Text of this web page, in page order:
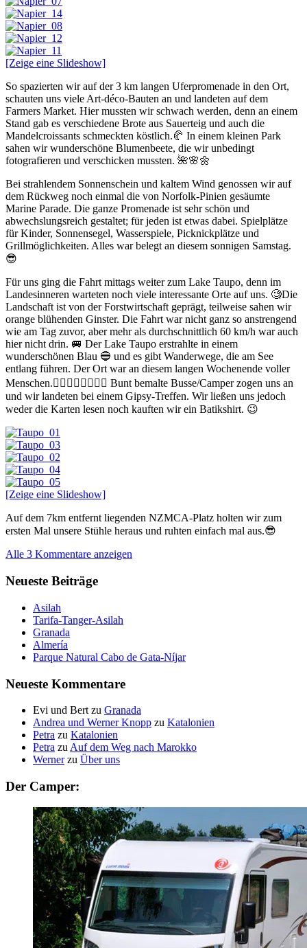
[Zeige eine Slideshow]
So spazierten wir auf der 3 km langen Uferpromenade in den Ort,
schauten uns viele Art-déco-Bauten an und landeten auf dem
Farmers Market. Hier mussten wir schwach werden, denn an einem
Stand gab es verschiedene Brote aus Sauerteig und auch die
Mandelcroissants schmeckten köstlich.🥐 In einem kleinen Park
sahen wir wunderschöne Blumenbeete, die wir unbedingt
fotografieren und verschicken mussten. 🌺🌸🌼
Bei strahlendem Sonnenschein und kaltem Wind genossen wir auf
dem Rückweg noch einmal die von Norfolk-Pinien gesäumte
Marine Parade. Die ganze Promenade ist sehr schön und
abwechslungsreich gestaltet; für jeden ist etwas dabei. Spielplätze
für Kinder, Sonnensegel, Wasserspiele, Picknickplätze und
Grillmöglichkeiten. Alles war belegt an diesem sonnigen Samstag.
😎
Für uns ging die Fahrt mittags weiter zum Lake Taupo, denn im
Landesinneren warteten noch viele interessante Orte auf uns. 🧐Die
Landschaft ist von der Forstwirtschaft geprägt, teilweise sahen wir
orange blühenden Ginster. Die Fahrt war nicht ganz so anstrengend
wie am Tag zuvor, aber mehr als durchschnittlich 60 km/h war auch
hier nicht drin. 🚐 Der Lake Taupo erstrahlte in einem
wunderschönen Blau 🔵 und es gibt Wanderwege, die am See
entlang führen. Der Ort war an diesem langen Wochenende voller
Menschen.🚶‍♀️🚶‍♂️🏃‍♂️🏃‍♀️ Bunt bemalte Busse/Camper zogen uns an
und wir landeten bei einem Gipsy-Treffen. Wir ließen uns jedoch
weder die Karten lesen noch kauften wir ein Batikshirt. 😉
[Zeige eine Slideshow]
Auf dem 7km entfernt liegenden NZMCA-Platz holten wir zum
ersten Mal unsere Stühle heraus und ruhten einfach mal aus.😎
Alle 3 Kommentare anzeigen
Neueste Beiträge
Asilah
Tarifa-Tanger-Asilah
Granada
Almería
Parque Natural Cabo de Gata-Níjar
Neueste Kommentare
Evi und Bert zu Granada
Andrea und Werner Knopp zu Katalonien
Petra zu Katalonien
Petra zu Auf dem Weg nach Marokko
Wernerzu Über uns
Der Camper: